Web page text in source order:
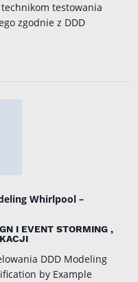
testowania
zgodnie z DDD
Whirlpool –
I EVENT STORMING ,
DDD Modeling
by Example